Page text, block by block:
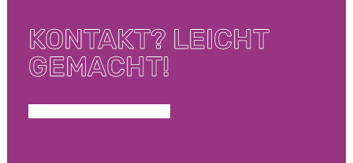
KONTAKT? LEICHT
GEMACHT!